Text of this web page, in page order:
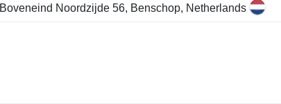
Boveneind Noordzijde 56, Benschop, Netherlands